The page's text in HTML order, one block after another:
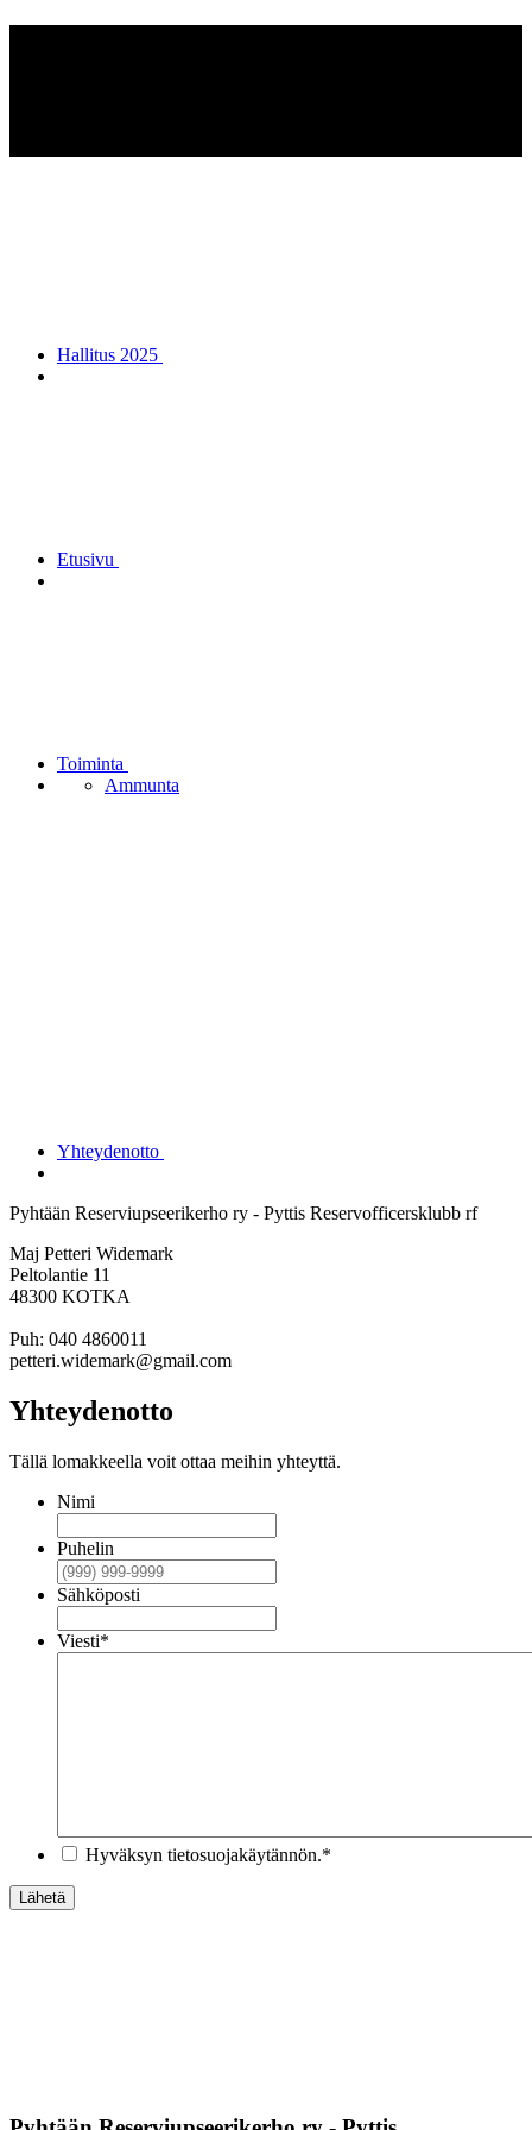
Hallitus 2025
Etusivu
Toiminta
Ammunta
Yhteydenotto
Pyhtään Reserviupseerikerho ry - Pyttis Reservofficersklubb rf
Maj Petteri Widemark
Peltolantie 11
48300 KOTKA
Puh: 040 4860011
petteri.widemark@gmail.com
Yhteydenotto
Tällä lomakkeella voit ottaa meihin yhteyttä.
Nimi
Puhelin
Sähköposti
Viesti*
* Hyväksyn tietosuojakäytännön.*
Lähetä